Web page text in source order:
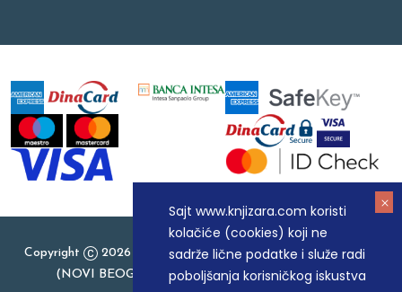
Sajt www.knjizara.com koristi
kolačiće (cookies) koji ne
sadrže lične podatke i služe radi
poboljšanja korisničkog iskustva
Copyright
2026 Knjizara.com - MAKART DOO BEOGRAD
(NOVI BEOGRAD), PIB: 105184104, MB: 20337524